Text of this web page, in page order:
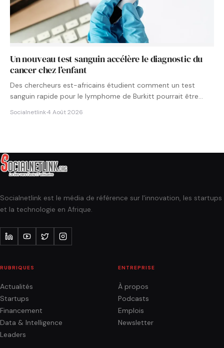
Un nouveau test sanguin accélère le diagnostic du
cancer chez l’enfant
Des chercheurs est-africains étudient comment un test
sanguin rapide pour le lymphome de Burkitt pourrait être
Socialnetlink·4 Août 2026
Socialnetlink est le média de référence sur l'innovation, les startups
et la technologie en Afrique.
RUBRIQUES
Actualités
Startups
Financement
Data & Intelligence
Leaders
ENTREPRISE
À propos
Podcasts
Emplois
Newsletter